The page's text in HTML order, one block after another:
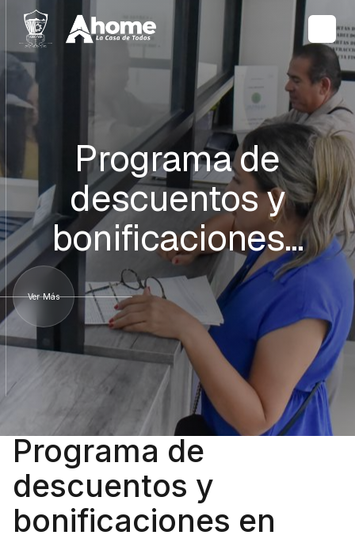
Programa de
descuentos y
bonificaciones…
Ver Más
Programa de
descuentos y
bonificaciones en